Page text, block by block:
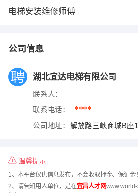
电梯安装维修师傅
公司信息
湖北宜达电梯有限公司
联系人：
联系电话： ****
公司地址： 解放路三峡商城B座
温馨提示
1、本平台仅供信息发布，不会收取押金、保证金！
2、请告知用人单位，是在宜昌人才网